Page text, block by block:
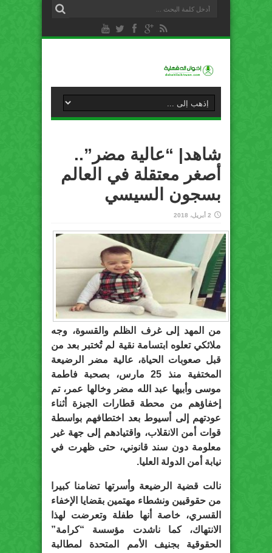
شاهد| “عالية مضر”..
أصغر معتقلة في العالم
بسجون السيسي
2 أبريل، 2018
من المهد إلى غرف الظلم والقسوة، وجه
ملائكي تعلوه ابتسامة نقية لم تُختبر بعد من
قبل صعوبات الحياة، عالية مضر الرضيعة
المختفية منذ 25 مارس، بصحبة فاطمة
موسى وأبيها عبد الله مضر وخالها عمر، تم
إخفاؤهم من محطة قطارات الجيزة أثناء
عودتهم إلى أسيوط بعد اختطافهم بواسطة
قوات أمن الانقلاب، واقتيادهم إلى جهة غير
معلومة دون سند قانوني، حتى ظهرت في
نيابة أمن الدولة العليا.
نالت قضية الرضيعة وأسرتها تضامنا كبيرا
من حقوقيين ونشطاء مهتمين بقضايا الإخفاء
القسري، خاصة أنها طفلة وتعرضت لهذا
الانتهاك، كما ناشدت مؤسسة “كرامة”
الحقوقية بجنيف الأمم المتحدة لمطالبة